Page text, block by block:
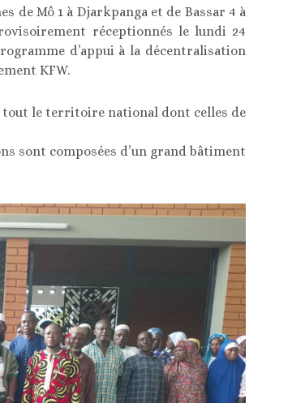
de Mô 1 à Djarkpanga et de Bassar 4 à
réceptionnés le lundi 24
d’appui à la décentralisation
KFW.
tout le territoire national dont celles de
sont composées d’un grand bâtiment